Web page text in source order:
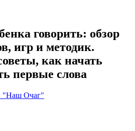
говорить: обзор
игр и методик.
как начать
первые слова
"Наш Очаг"